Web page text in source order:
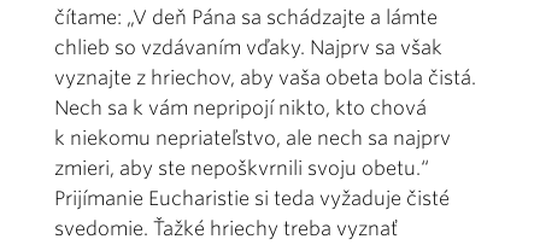
čítame: „V deň Pána sa schádzajte a lámte
chlieb so vzdávaním vďaky. Najprv sa však
vyznajte z hriechov, aby vaša obeta bola čistá.
Nech sa k vám nepripojí nikto, kto chová
k niekomu nepriateľstvo, ale nech sa najprv
zmieri, aby ste nepoškvrnili svoju obetu.“
Prijímanie Eucharistie si teda vyžaduje čisté
svedomie. Ťažké hriechy treba vyznať